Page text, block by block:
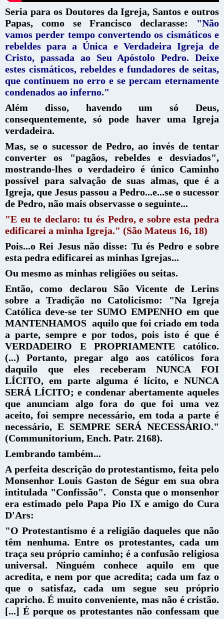
Seria para os Doutores da Igreja, Santos e outros
Papas, como se Francisco declarasse:
"Não
vamos perder tempo convertendo os cismáticos e
rebeldes para a Única e Verdadeira Igreja de
Cristo, passada ao Seu Apóstolo Pedro. Deixe
estes cismáticos, rebeldes e fundadores de seitas,
que continuem no erro e se percam eternamente
condenados ao inferno."
Além disso, havendo um só Deus,
consequentemente, só pode haver uma Igreja
verdadeira.
Mas, se o sucessor de Pedro, ao invés de tentar
converter os "pagãos, rebeldes e desviados",
mostrando-lhes o verdadeiro é único Caminho
possível para salvação de suas almas, que é a
Igreja, que Jesus passou a Pedro...e...se o sucessor
de Pedro, não mais observasse o seguinte...
"E eu te declaro: tu és Pedro, e sobre esta pedra
edificarei a minha Igreja." (São Mateus 16, 18)
Pois...o Rei Jesus não disse: Tu és Pedro e sobre
esta pedra edificarei as minhas Igrejas...
Ou mesmo as minhas religiões ou seitas.
Então, como declarou São Vicente de Lerins
sobre a Tradição no Catolicismo:
"Na Igreja
Católica deve-se ter SUMO EMPENHO em que
MANTENHAMOS aquilo que foi criado em toda
a parte, sempre e por todos, pois isto é que é
VERDADEIRO E PROPRIAMENTE católico.
(...)
Portanto, pregar algo aos católicos fora
daquilo que eles receberam NUNCA FOI
LÍCITO, em parte alguma é lícito, e NUNCA
SERÁ LÍCITO; e condenar abertamente aqueles
que anunciam algo fora do que foi uma vez
aceito, foi sempre necessário, em toda a parte é
necessário, E SEMPRE SERÁ NECESSÁRIO."
(Communitorium, Ench. Patr. 2168).
Lembrando também...
A perfeita descrição do protestantismo, feita pelo
Monsenhor Louis Gaston de Ségur em sua obra
intitulada "Confissão". Consta que o monsenhor
era estimado pelo Papa Pio IX e amigo do Cura
D'Ars:
"O Protestantismo é a religião daqueles que não
têm nenhuma. Entre os protestantes, cada um
traça seu próprio caminho; é a confusão religiosa
universal. Ninguém conhece aquilo em que
acredita, e nem por que acredita; cada um faz o
que o satisfaz, cada um segue seu próprio
capricho. É muito conveniente, mas não é cristão.
[...] É porque os protestantes não confessam que